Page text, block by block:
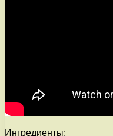
Ингредиенты: